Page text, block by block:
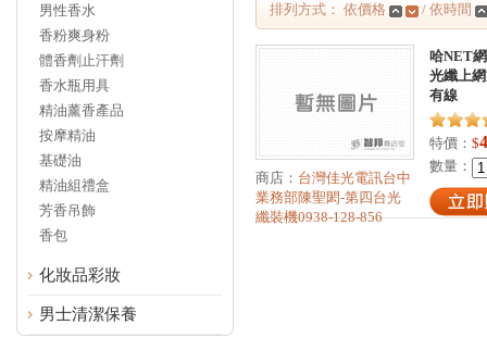
男性香水
香粉爽身粉
體香劑止汗劑
香水瓶用具
精油薰香產品
按摩精油
基礎油
精油組禮盒
芳香吊飾
香包
化妝品彩妝
男士清潔保養
排列方式： 依價格
/ 依時間
商店： 台灣佳光電訊台中
業務部陳聖閎-第四台光
纖裝機0938-128-856
哈NET
光纖上
有線
特價： $
數量：